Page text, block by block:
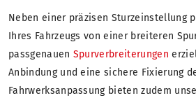
Neben einer präzisen Sturzeinstellung
Ihres Fahrzeugs von einer breiteren
passgenauen Spurverbreiterungen
Anbindung und eine sichere Fixierung
Fahrwerksanpassung bieten zudem